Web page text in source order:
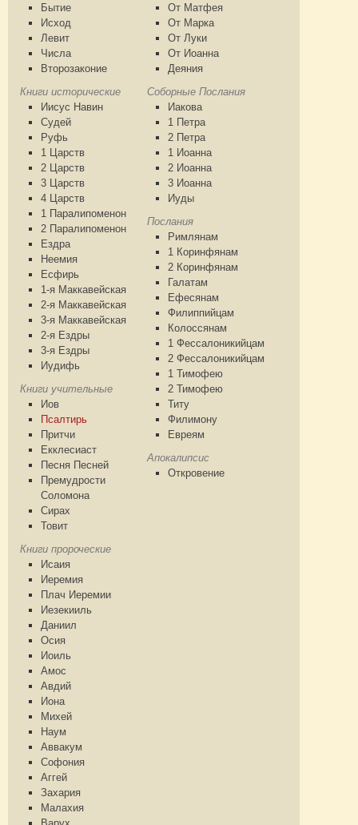
Бытие
Исход
Левит
Числа
Второзаконие
Книги исторические
Иисус Навин
Судей
Руфь
1 Царств
2 Царств
3 Царств
4 Царств
1 Паралипоменон
2 Паралипоменон
Ездра
Неемия
Есфирь
1-я Маккавейская
2-я Маккавейская
3-я Маккавейская
2-я Ездры
3-я Ездры
Иудифь
Книги учительные
Иов
Псалтирь
Притчи
Екклесиаст
Песня Песней
Премудрости
Соломона
Сирах
Товит
Книги пророческие
Исаия
Иеремия
Плач Иеремии
Иезекииль
Даниил
Осия
Иоиль
Амос
Авдий
Иона
Михей
Наум
Аввакум
Софония
Аггей
Захария
Малахия
От Матфея
От Марка
От Луки
От Иоанна
Деяния
Соборные Послания
Иакова
1 Петра
2 Петра
1 Иоанна
2 Иоанна
3 Иоанна
Иуды
Послания
Римлянам
1 Коринфянам
2 Коринфянам
Галатам
Ефесянам
Филиппийцам
Колоссянам
1 Фессалоникийцам
2 Фессалоникийцам
1 Тимофею
2 Тимофею
Титу
Филимону
Евреям
Апокалипсис
Откровение